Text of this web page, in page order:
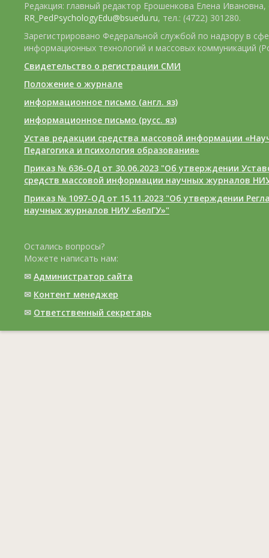
Редакция: главный редактор Ерошенкова Елена Ивановна,
RR_PedPsychologyEdu@bsuedu.ru, тел.: (4722) 301280.
Зарегистрировано Федеральной службой по надзору в
информационных технологий и массовых коммуникаций
Свидетельство о регистрации СМИ
Положение о журнале
информационное письмо (англ. яз)
информационное письмо (русс. яз)
Устав редакции средства массовой информации
Педагогика и психология образования»
Приказ № 636-ОД от 30.06.2023 "Об утверждении
средств массовой информации научных журналов
Приказ № 1097-ОД от 15.11.2023 "Об утверждении
научных журналов НИУ «БелГУ»"
Остались вопросы?
Можете написать нам:
✉ Администратор сайта
✉ Контент менеджер
✉ Ответственный cекретарь